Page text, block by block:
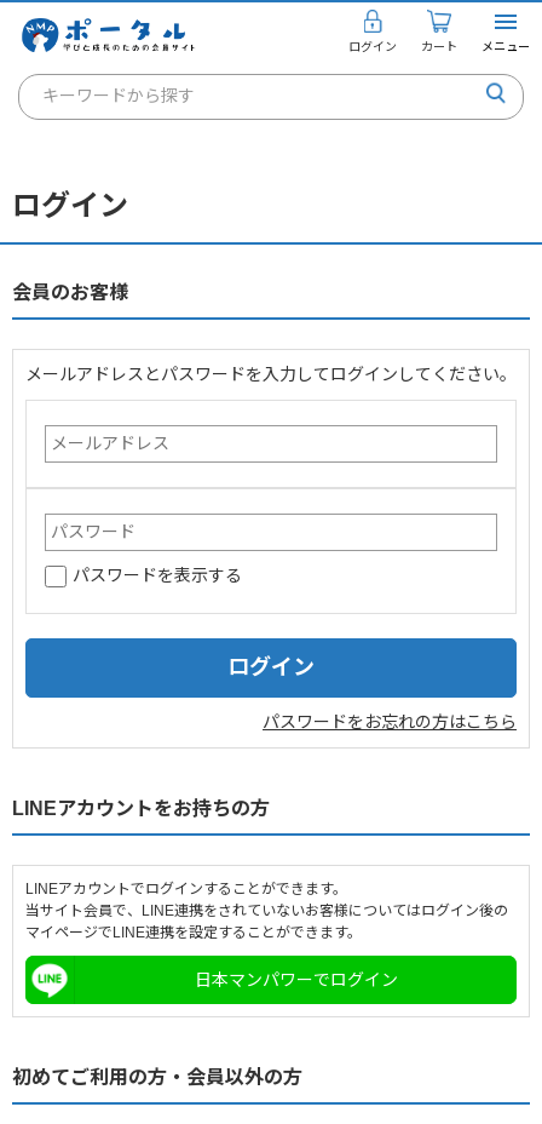
ログイン カート メニュー
キーワードから探す
通信講座
講座を探す
個人のお客様
法人のお客様
企業情報
採用情報
ログイン
会員のお客様
メールアドレスとパスワードを入力してログインしてください。
パスワードを表示する
パスワードをお忘れの方はこちら
LINEアカウントをお持ちの方
LINEアカウントでログインすることができます。
当サイト会員で、LINE連携をされていないお客様についてはログイン後の
マイページでLINE連携を設定することができます。
日本マンパワーでログイン
初めてご利用の方・会員以外の方